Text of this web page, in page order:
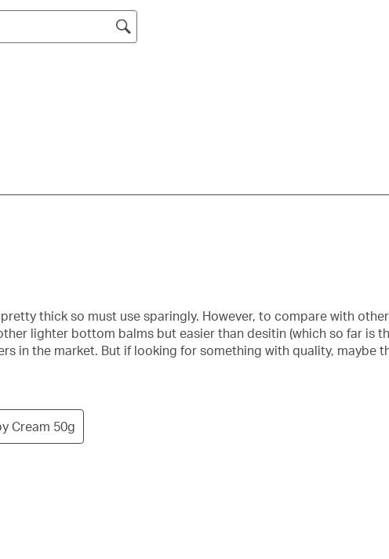
bintang.
1
thick so must use sparingly. However, to compare with
lighter bottom balms but easier than desitin (which so far is
in the market. But if looking for something with quality, maybe
Cream 50g